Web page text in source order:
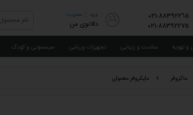
٨٨٣٩٢٢٦٥-٠٢١
٨٨٣٩٢٢٧٥-٠٢١
ورود عضویت
دالانوی من
تهویه سلامت و زیبایی تجهیزات ورزشی سیسمونی و کودک
ماکروفر مایکروفر معمولی